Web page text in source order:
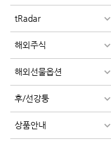
tRadar
해외주식
해외선물옵션
후/선강퉁
상품안내